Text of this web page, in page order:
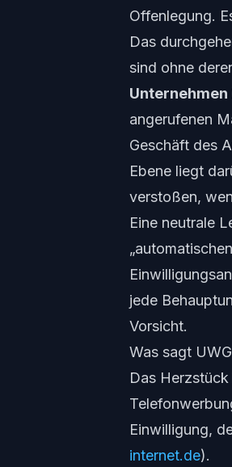
Offenlegung.
Das
sind ohne
Unternehmen
angerufenen
Geschäft des
Ebene liegt
verstoßen,
Eine neutrale
jede
Vorsicht.
Was sagt
Das
Einwilligung,
internet.de).